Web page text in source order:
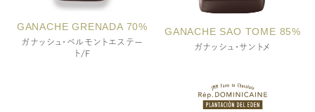
GANACHE GRENADA 70%
ガナッシュ・ベルモントエステー
ト/F
GANACHE SAO TOME 85%
ガナッシュ・サントメ